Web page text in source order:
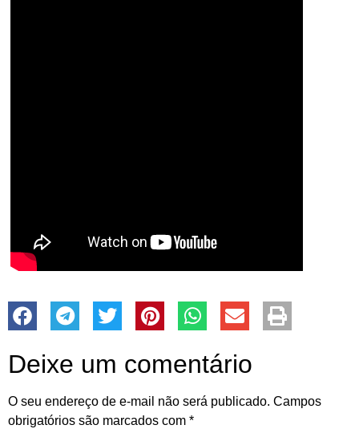
Deixe um comentário
O seu endereço de e-mail não será publicado. Campos
obrigatórios são marcados com *